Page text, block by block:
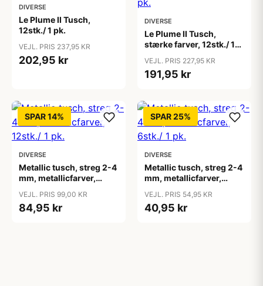
DIVERSE
Le Plume II Tusch,
12stk./ 1 pk.
VEJL. PRIS 237,95 KR
202,95 kr
DIVERSE
Le Plume II Tusch,
stærke farver, 12stk./ 1
VEJL. PRIS 227,95 KR
191,95 kr
SPAR 14%
DIVERSE
Metallic tusch, streg 2-4
mm, metallicfarver,
VEJL. PRIS 99,00 KR
84,95 kr
SPAR 25%
DIVERSE
Metallic tusch, streg 2-4
mm, metallicfarver,
VEJL. PRIS 54,95 KR
40,95 kr